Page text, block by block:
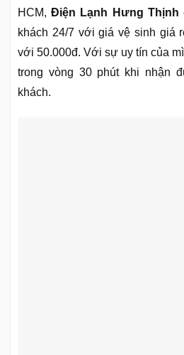
HCM,Điện Lạnh Hưng Thịnh
khách 24/7 với giá vệ sinh giá
với 50.000đ. Với sự uy tín của
trong vòng 30 phút khi nhận
khách.